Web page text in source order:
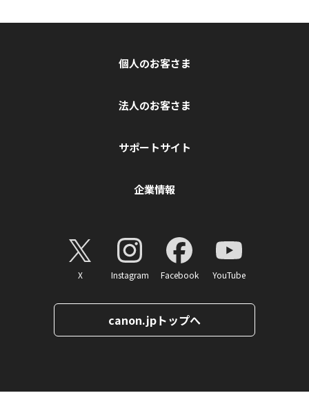
個人のお客さま
法人のお客さま
サポートサイト
企業情報
X Instagram Facebook YouTube
canon.jpトップへ